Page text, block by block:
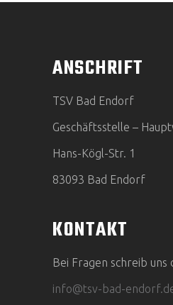
ANSCHRIFT
TSV Bad Endorf
Geschäftsstelle –
Hans-Kögl-Str. 1
83093 Bad Endorf
KONTAKT
Bei Fragen schreib uns
info@tsv-bad-